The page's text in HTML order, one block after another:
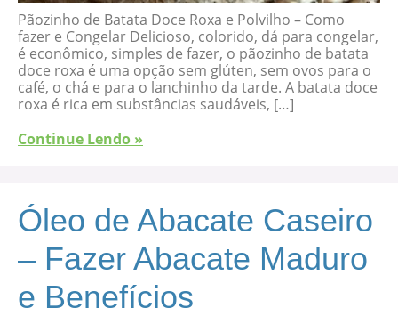
Pãozinho de Batata Doce Roxa e Polvilho – Como
fazer e Congelar Delicioso, colorido, dá para congelar,
é econômico, simples de fazer, o pãozinho de batata
doce roxa é uma opção sem glúten, sem ovos para o
café, o chá e para o lanchinho da tarde. A batata doce
roxa é rica em substâncias saudáveis, […]
Continue Lendo »
Óleo de Abacate Caseiro
– Fazer Abacate Maduro
e Benefícios